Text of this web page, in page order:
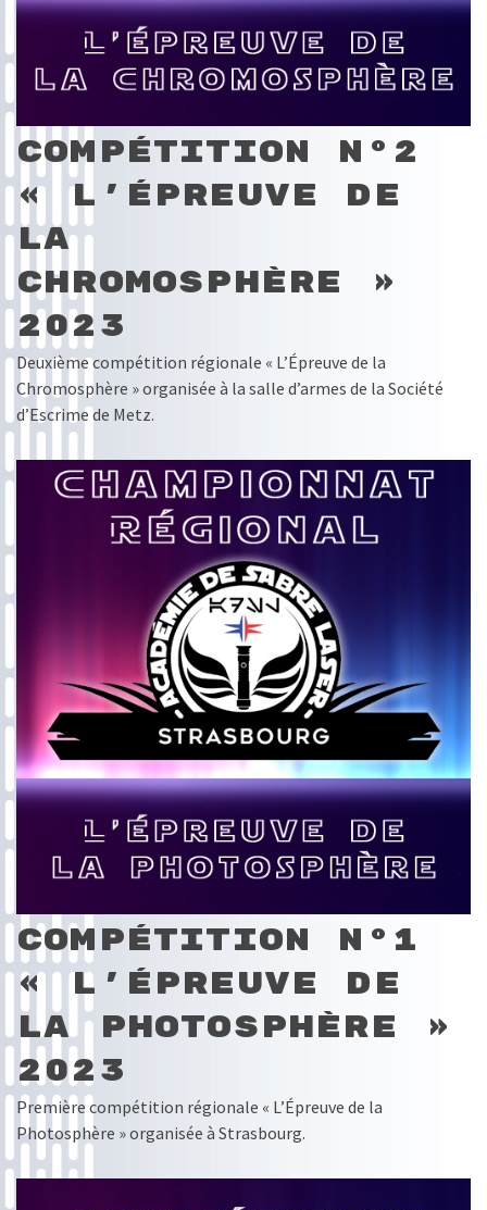
Compétition N°2
« L’Épreuve de
la
Chromosphère »
2023
Deuxième compétition régionale « L’Épreuve de la
Chromosphère » organisée à la salle d’armes de la Société
d’Escrime de Metz.
Compétition N°1
« L’Épreuve de
la Photosphère »
2023
Première compétition régionale « L’Épreuve de la
Photosphère » organisée à Strasbourg.